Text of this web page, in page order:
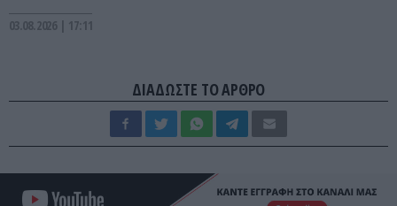
03.08.2026 | 17:11
ΔΙΑΔΩΣΤΕ ΤΟ ΑΡΘΡΟ